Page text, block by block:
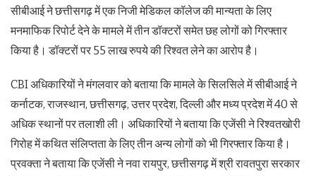
सीबीआई ने छत्तीसगढ़ में एक निजी मेडिकल कॉलेज की मान्यता के लिए
मनमाफिक रिपोर्ट देने के मामले में तीन डॉक्टरों समेत छह लोगों को गिरफ्तार
किया है। डॉक्टरों पर 55 लाख रुपये की रिश्वत लेने का आरोप है।
CBI अधिकारियों ने मंगलवार को बताया कि मामले के सिलसिले में सीबीआई ने
कर्नाटक, राजस्थान, छत्तीसगढ़, उत्तर प्रदेश, दिल्ली और मध्य प्रदेश में 40 से
अधिक स्थानों पर तलाशी ली। अधिकारियों ने बताया कि एजेंसी ने रिश्वतखोरी
गिरोह में कथित संलिप्तता के लिए तीन अन्य लोगों को भी गिरफ्तार किया है।
प्रवक्ता ने बताया कि एजेंसी ने नवा रायपुर, छत्तीसगढ़ में श्री रावतपुरा सरकार